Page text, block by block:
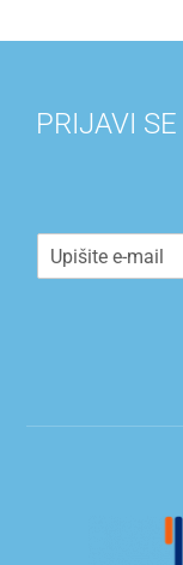
PRIJAVI
m